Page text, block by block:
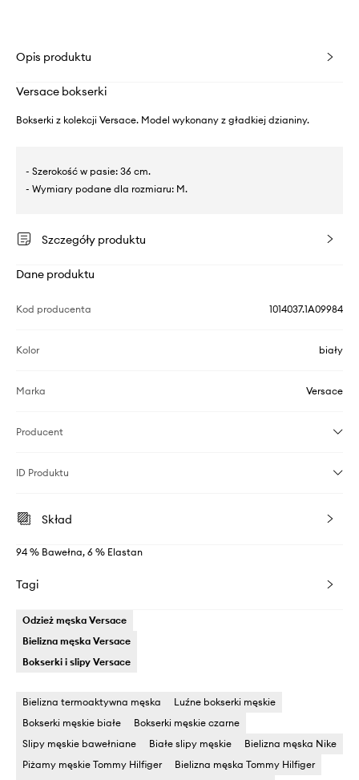
Opis produktu
Versace bokserki
Bokserki z kolekcji Versace. Model wykonany z gładkiej dzianiny.
- Szerokość w pasie: 36 cm.
- Wymiary podane dla rozmiaru: M.
Szczegóły produktu
Dane produktu
Kod producenta 1014037.1A09984
Kolor biały
Marka Versace
Producent
ID Produktu
Skład
94 % Bawełna, 6 % Elastan
Tagi
Odzież męska Versace
Bielizna męska Versace
Bokserki i slipy Versace
Bielizna termoaktywna męska
Luźne bokserki męskie
Bokserki męskie białe
Bokserki męskie czarne
Slipy męskie bawełniane
Białe slipy męskie
Bielizna męska Nike
Piżamy męskie Tommy Hilfiger
Bielizna męska Tommy Hilfiger